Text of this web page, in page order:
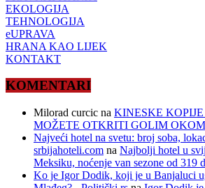
EKOLOGIJA
TEHNOLOGIJA
eUPRAVA
HRANA KAO LIJEK
KONTAKT
KOMENTARI
Milorad curcic na KINESKE
MOŽETE OTKRITI GOLIM
Najveći hotel na svetu: broj soba,
srbijahoteli.com na Najbolji hotel u
Meksiku, noćenje van sezone od 319
Ko je Igor Dodik, koji je u Banjaluci